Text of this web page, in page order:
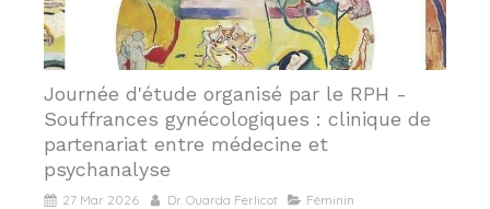
Journée d'étude organisé par le RPH -
Souffrances gynécologiques : clinique de
partenariat entre médecine et
psychanalyse
27 Mar 2026 Dr. Ouarda Ferlicot Féminin